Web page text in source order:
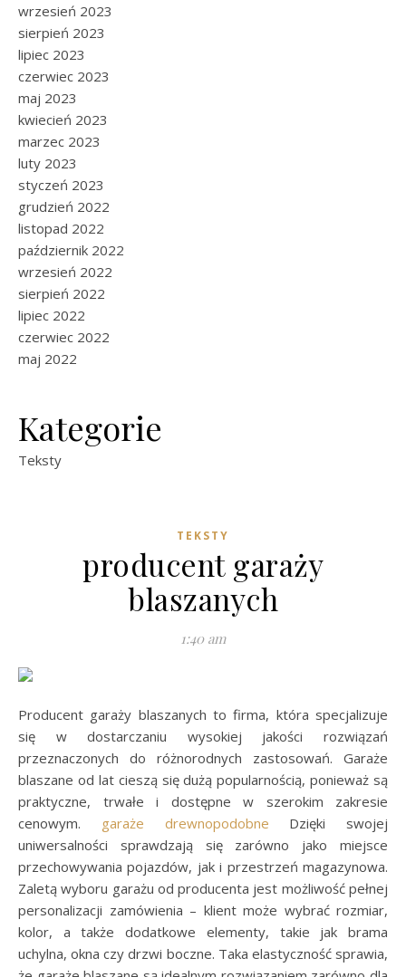
wrzesień 2023
sierpień 2023
lipiec 2023
czerwiec 2023
maj 2023
kwiecień 2023
marzec 2023
luty 2023
styczeń 2023
grudzień 2022
listopad 2022
październik 2022
wrzesień 2022
sierpień 2022
lipiec 2022
czerwiec 2022
maj 2022
Kategorie
Teksty
TEKSTY
producent garaży
blaszanych
1:40 am
Producent garaży blaszanych to firma, która specjalizuje
się w dostarczaniu wysokiej jakości rozwiązań
przeznaczonych do różnorodnych zastosowań. Garaże
blaszane od lat cieszą się dużą popularnością, ponieważ są
praktyczne, trwałe i dostępne w szerokim zakresie
cenowym. garaże drewnopodobne Dzięki swojej
uniwersalności sprawdzają się zarówno jako miejsce
przechowywania pojazdów, jak i przestrzeń magazynowa.
Zaletą wyboru garażu od producenta jest możliwość pełnej
personalizacji zamówienia – klient może wybrać rozmiar,
kolor, a także dodatkowe elementy, takie jak brama
uchylna, okna czy drzwi boczne. Taka elastyczność sprawia,